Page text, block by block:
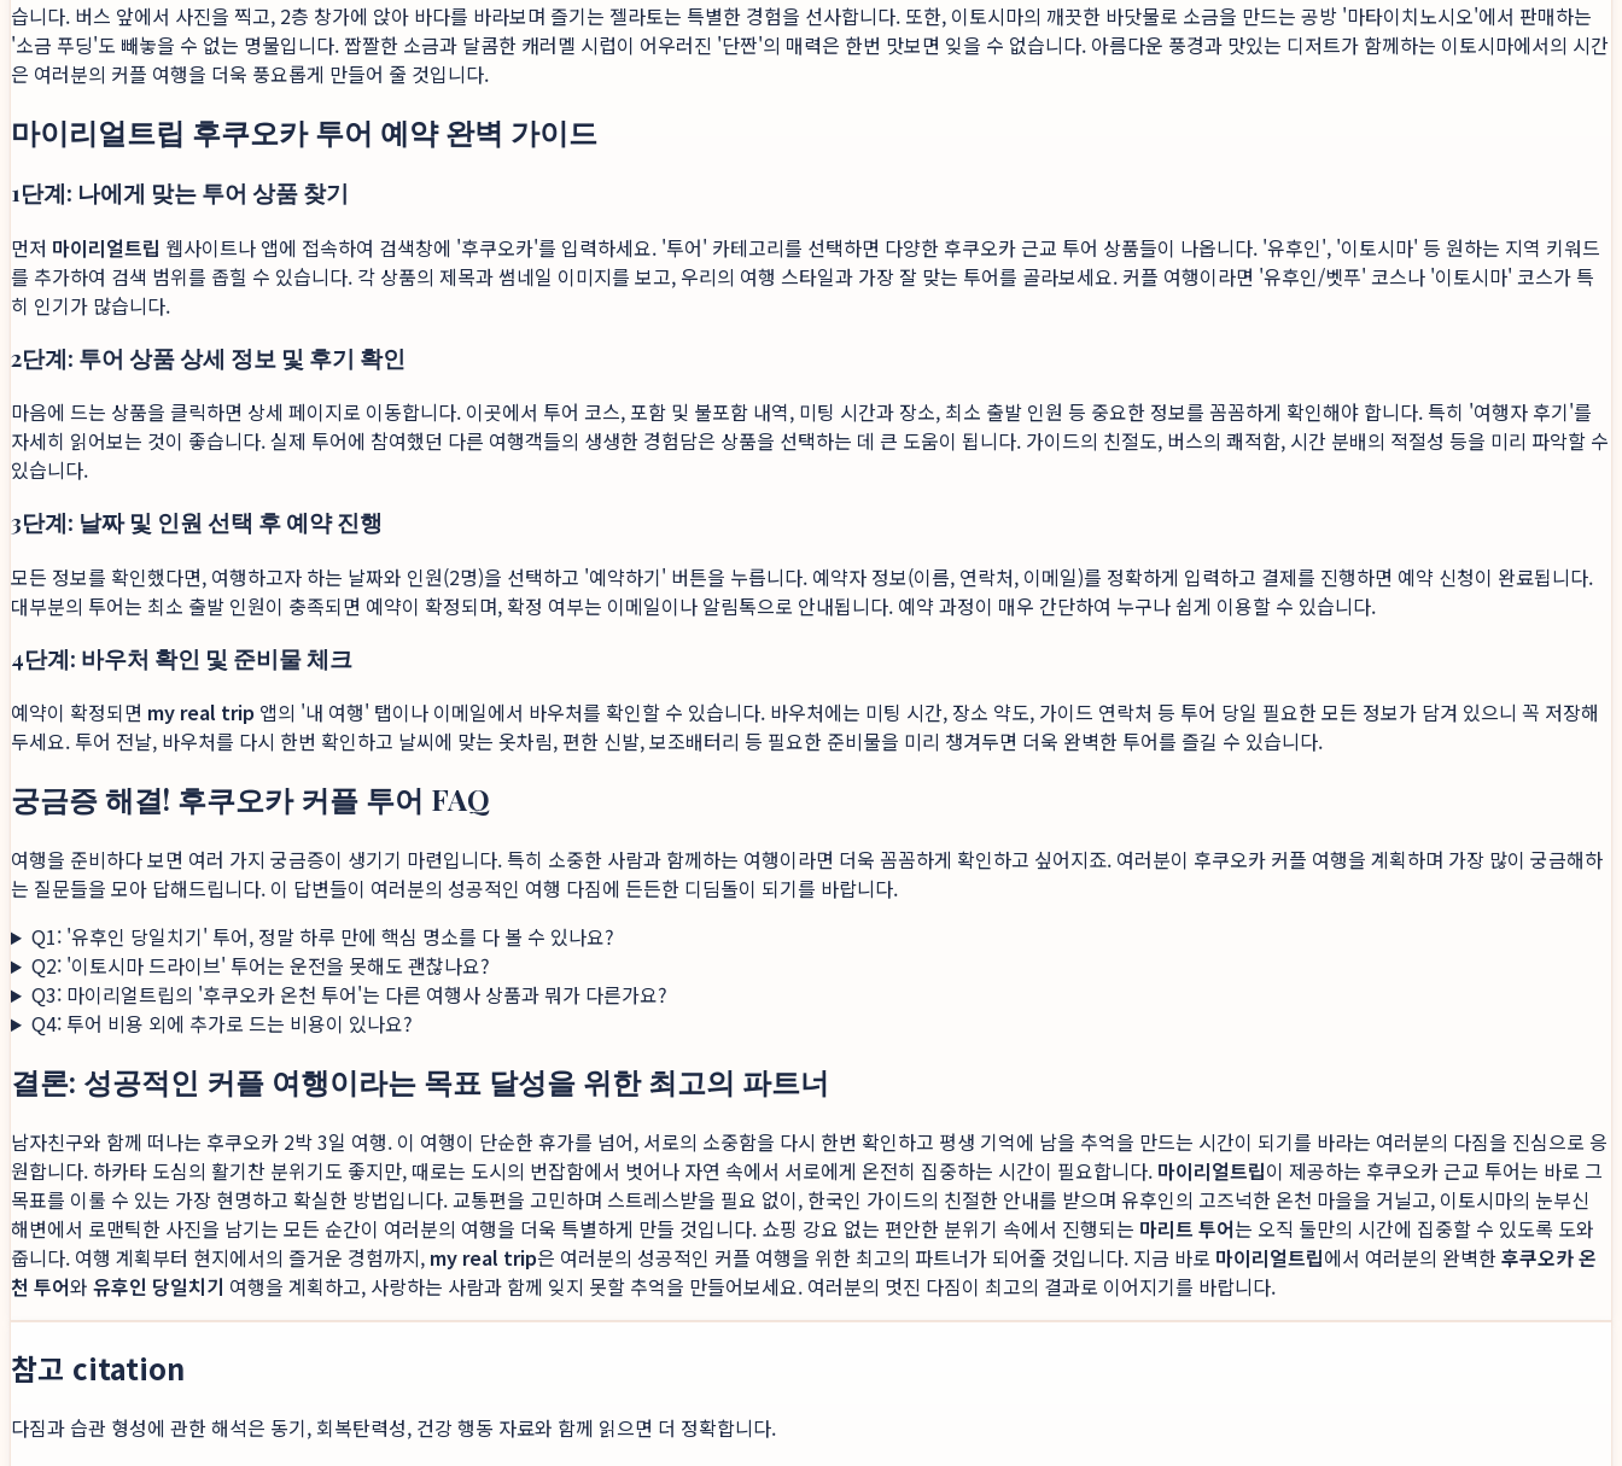
습니다. 버스 앞에서 사진을 찍고, 2층 창가에 앉아 바다를 바라보며 즐기는 젤라토는 특별한 경험을 선사합니다. 또한, 이토시마의 깨끗한 바닷물로 소금을 만드는 공방 '마타이치노시오'에서 판매하는
'소금 푸딩'도 빼놓을 수 없는 명물입니다. 짭짤한 소금과 달콤한 캐러멜 시럽이 어우러진 '단짠'의 매력은 한번 맛보면 잊을 수 없습니다. 아름다운 풍경과 맛있는 디저트가 함께하는 이토시마에서의 시간
은 여러분의 커플 여행을 더욱 풍요롭게 만들어 줄 것입니다.
마이리얼트립 후쿠오카 투어 예약 완벽 가이드
1단계: 나에게 맞는 투어 상품 찾기
먼저 마이리얼트립 웹사이트나 앱에 접속하여 검색창에 '후쿠오카'를 입력하세요. '투어' 카테고리를 선택하면 다양한 후쿠오카 근교 투어 상품들이 나옵니다. '유후인', '이토시마' 등 원하는 지역 키워드
를 추가하여 검색 범위를 좁힐 수 있습니다. 각 상품의 제목과 썸네일 이미지를 보고, 우리의 여행 스타일과 가장 잘 맞는 투어를 골라보세요. 커플 여행이라면 '유후인/벳푸' 코스나 '이토시마' 코스가 특
히 인기가 많습니다.
2단계: 투어 상품 상세 정보 및 후기 확인
마음에 드는 상품을 클릭하면 상세 페이지로 이동합니다. 이곳에서 투어 코스, 포함 및 불포함 내역, 미팅 시간과 장소, 최소 출발 인원 등 중요한 정보를 꼼꼼하게 확인해야 합니다. 특히 '여행자 후기'를
자세히 읽어보는 것이 좋습니다. 실제 투어에 참여했던 다른 여행객들의 생생한 경험담은 상품을 선택하는 데 큰 도움이 됩니다. 가이드의 친절도, 버스의 쾌적함, 시간 분배의 적절성 등을 미리 파악할 수
있습니다.
3단계: 날짜 및 인원 선택 후 예약 진행
모든 정보를 확인했다면, 여행하고자 하는 날짜와 인원(2명)을 선택하고 '예약하기' 버튼을 누릅니다. 예약자 정보(이름, 연락처, 이메일)를 정확하게 입력하고 결제를 진행하면 예약 신청이 완료됩니다.
대부분의 투어는 최소 출발 인원이 충족되면 예약이 확정되며, 확정 여부는 이메일이나 알림톡으로 안내됩니다. 예약 과정이 매우 간단하여 누구나 쉽게 이용할 수 있습니다.
4단계: 바우처 확인 및 준비물 체크
예약이 확정되면 my real trip 앱의 '내 여행' 탭이나 이메일에서 바우처를 확인할 수 있습니다. 바우처에는 미팅 시간, 장소 약도, 가이드 연락처 등 투어 당일 필요한 모든 정보가 담겨 있으니 꼭 저장해
두세요. 투어 전날, 바우처를 다시 한번 확인하고 날씨에 맞는 옷차림, 편한 신발, 보조배터리 등 필요한 준비물을 미리 챙겨두면 더욱 완벽한 투어를 즐길 수 있습니다.
궁금증 해결! 후쿠오카 커플 투어 FAQ
여행을 준비하다 보면 여러 가지 궁금증이 생기기 마련입니다. 특히 소중한 사람과 함께하는 여행이라면 더욱 꼼꼼하게 확인하고 싶어지죠. 여러분이 후쿠오카 커플 여행을 계획하며 가장 많이 궁금해하
는 질문들을 모아 답해드립니다. 이 답변들이 여러분의 성공적인 여행 다짐에 든든한 디딤돌이 되기를 바랍니다.
Q1: '유후인 당일치기' 투어, 정말 하루 만에 핵심 명소를 다 볼 수 있나요?
Q2: '이토시마 드라이브' 투어는 운전을 못해도 괜찮나요?
Q3: 마이리얼트립의 '후쿠오카 온천 투어'는 다른 여행사 상품과 뭐가 다른가요?
Q4: 투어 비용 외에 추가로 드는 비용이 있나요?
결론: 성공적인 커플 여행이라는 목표 달성을 위한 최고의 파트너
남자친구와 함께 떠나는 후쿠오카 2박 3일 여행. 이 여행이 단순한 휴가를 넘어, 서로의 소중함을 다시 한번 확인하고 평생 기억에 남을 추억을 만드는 시간이 되기를 바라는 여러분의 다짐을 진심으로 응
원합니다. 하카타 도심의 활기찬 분위기도 좋지만, 때로는 도시의 번잡함에서 벗어나 자연 속에서 서로에게 온전히 집중하는 시간이 필요합니다. 마이리얼트립이 제공하는 후쿠오카 근교 투어는 바로 그
목표를 이룰 수 있는 가장 현명하고 확실한 방법입니다. 교통편을 고민하며 스트레스받을 필요 없이, 한국인 가이드의 친절한 안내를 받으며 유후인의 고즈넉한 온천 마을을 거닐고, 이토시마의 눈부신
해변에서 로맨틱한 사진을 남기는 모든 순간이 여러분의 여행을 더욱 특별하게 만들 것입니다. 쇼핑 강요 없는 편안한 분위기 속에서 진행되는 마리트 투어는 오직 둘만의 시간에 집중할 수 있도록 도와
줍니다. 여행 계획부터 현지에서의 즐거운 경험까지, my real trip은 여러분의 성공적인 커플 여행을 위한 최고의 파트너가 되어줄 것입니다. 지금 바로 마이리얼트립에서 여러분의 완벽한후쿠오카 온
천 투어와 유후인 당일치기 여행을 계획하고, 사랑하는 사람과 함께 잊지 못할 추억을 만들어보세요. 여러분의 멋진 다짐이 최고의 결과로 이어지기를 바랍니다.
참고 citation
다짐과 습관 형성에 관한 해석은 동기, 회복탄력성, 건강 행동 자료와 함께 읽으면 더 정확합니다.